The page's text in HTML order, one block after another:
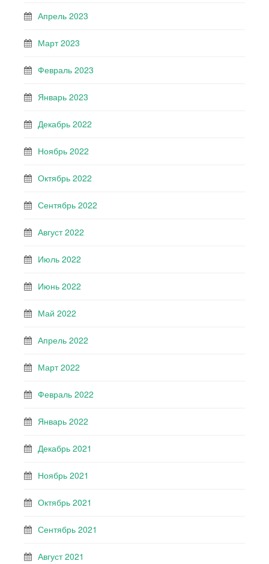
Апрель 2023
Март 2023
Февраль 2023
Январь 2023
Декабрь 2022
Ноябрь 2022
Октябрь 2022
Сентябрь 2022
Август 2022
Июль 2022
Июнь 2022
Май 2022
Апрель 2022
Март 2022
Февраль 2022
Январь 2022
Декабрь 2021
Ноябрь 2021
Октябрь 2021
Сентябрь 2021
Август 2021